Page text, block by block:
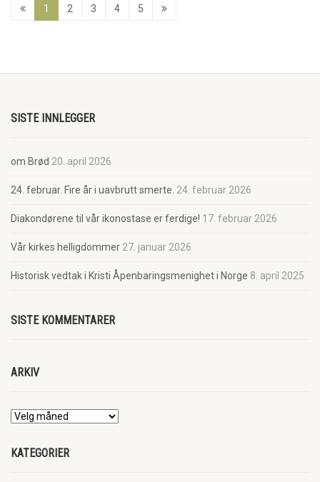
1 2 3 4 5
SISTE INNLEGGER
om Brød 20. april 2026
24. februar. Fire år i uavbrutt smerte. 24. februar 2026
Diakondørene til vår ikonostase er ferdige! 17. februar 2026
Vår kirkes helligdommer 27. januar 2026
Historisk vedtak i Kristi Åpenbaringsmenighet i Norge 8. april 2025
SISTE KOMMENTARER
ARKIV
KATEGORIER